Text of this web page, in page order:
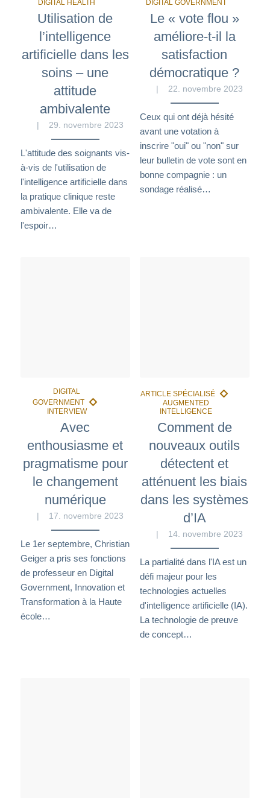
Utilisation de
l’intelligence
artificielle dans les
soins – une
attitude
ambivalente
29. novembre 2023
L'attitude des soignants vis-
à-vis de l'utilisation de
l'intelligence artificielle dans
la pratique clinique reste
ambivalente. Elle va de
l'espoir…
Le « vote flou »
améliore-t-il la
satisfaction
démocratique ?
22. novembre 2023
Ceux qui ont déjà hésité
avant une votation à
inscrire "oui" ou "non" sur
leur bulletin de vote sont en
bonne compagnie : un
sondage réalisé…
Avec
enthousiasme et
pragmatisme pour
le changement
numérique
17. novembre 2023
Le 1er septembre, Christian
Geiger a pris ses fonctions
de professeur en Digital
Government, Innovation et
Transformation à la Haute
école…
Comment de
nouveaux outils
détectent et
atténuent les biais
dans les systèmes
d’IA
14. novembre 2023
La partialité dans l'IA est un
défi majeur pour les
technologies actuelles
d'intelligence artificielle (IA).
La technologie de preuve
de concept…